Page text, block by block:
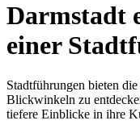
Darmstadt
einer
Stadtführungen bieten
Blickwinkeln zu
tiefere Einblicke in ihre